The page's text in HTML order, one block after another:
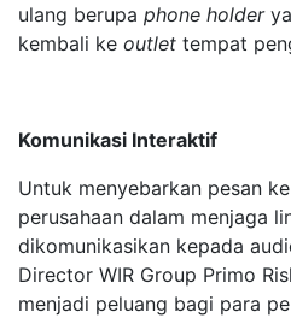
ulang berupa phone holder
kembali ke outlet tempat
Komunikasi Interaktif
Untuk menyebarkan pesan
perusahaan dalam menjaga
dikomunikasikan kepada
Director WIR Group Primo
menjadi peluang bagi para